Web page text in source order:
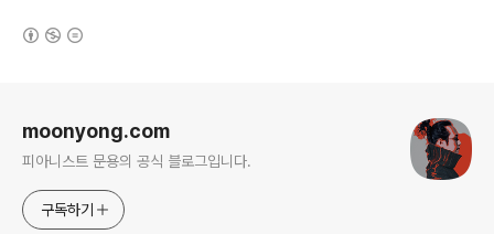
moonyong.com
피아니스트 문용의 공식 블로그입니다.
구독하기